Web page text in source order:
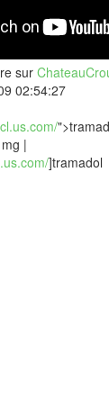
sur
02:54:27
|
]tramadol